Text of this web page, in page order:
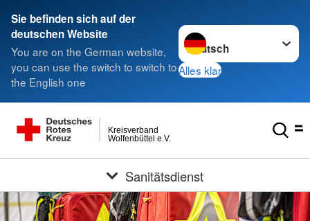
Sie befinden sich auf der
deutschen Website
You are on the German website,
you can use the switch to switch to
the English one
Sprache wechseln zu
Alles klar
Wolfenbüttel e.V.
Kreisverband
Sanitätsdienst